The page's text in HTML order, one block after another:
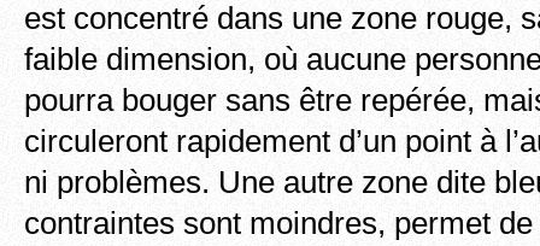
est concentré dans une zone rouge,
faible dimension, où aucune
pourra bouger sans être repérée,
circuleront rapidement d’un point à
ni problèmes. Une autre zone dite
contraintes sont moindres, permet